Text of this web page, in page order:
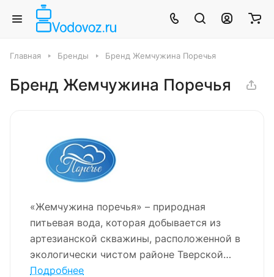
Главная Бренды Бренд Жемчужина Поречья
Бренд Жемчужина Поречья
«Жемчужина поречья» – природная
питьевая вода, которая добывается из
артезианской скважины, расположенной в
экологически чистом районе Тверской
области Бежецкого района вблизи села
Подробнее